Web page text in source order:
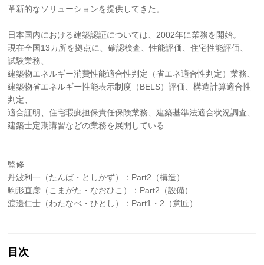
革新的なソリューションを提供してきた。
日本国内における建築認証については、2002年に業務を開始。
現在全国13カ所を拠点に、確認検査、性能評価、住宅性能評価、
試験業務、
建築物エネルギー消費性能適合性判定（省エネ適合性判定）業務、
建築物省エネルギー性能表示制度（BELS）評価、構造計算適合性
判定、
適合証明、住宅瑕疵担保責任保険業務、建築基準法適合状況調査、
建築士定期講習などの業務を展開している
監修
丹波利一（たんば・としかず）：Part2（構造）
駒形直彦（こまがた・なおひこ）：Part2（設備）
渡邊仁士（わたなべ・ひとし）：Part1・2（意匠）
目次